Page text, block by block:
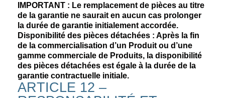
IMPORTANT : Le remplacement de pièces au titre
de la garantie ne saurait en aucun cas prolonger
la durée de garantie initialement accordée.
Disponibilité des pièces détachées : Après la fin
de la commercialisation d’un Produit ou d’une
gamme commerciale de Produits, la disponibilité
des pièces détachées est égale à la durée de la
garantie contractuelle initiale.
ARTICLE 12 –